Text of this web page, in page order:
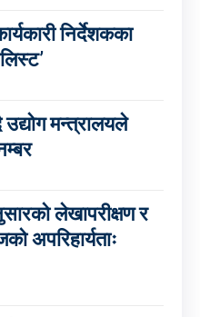
निर्देशकका
उद्योग मन्त्रालयले
लेखापरीक्षण र
अपरिहार्यताः